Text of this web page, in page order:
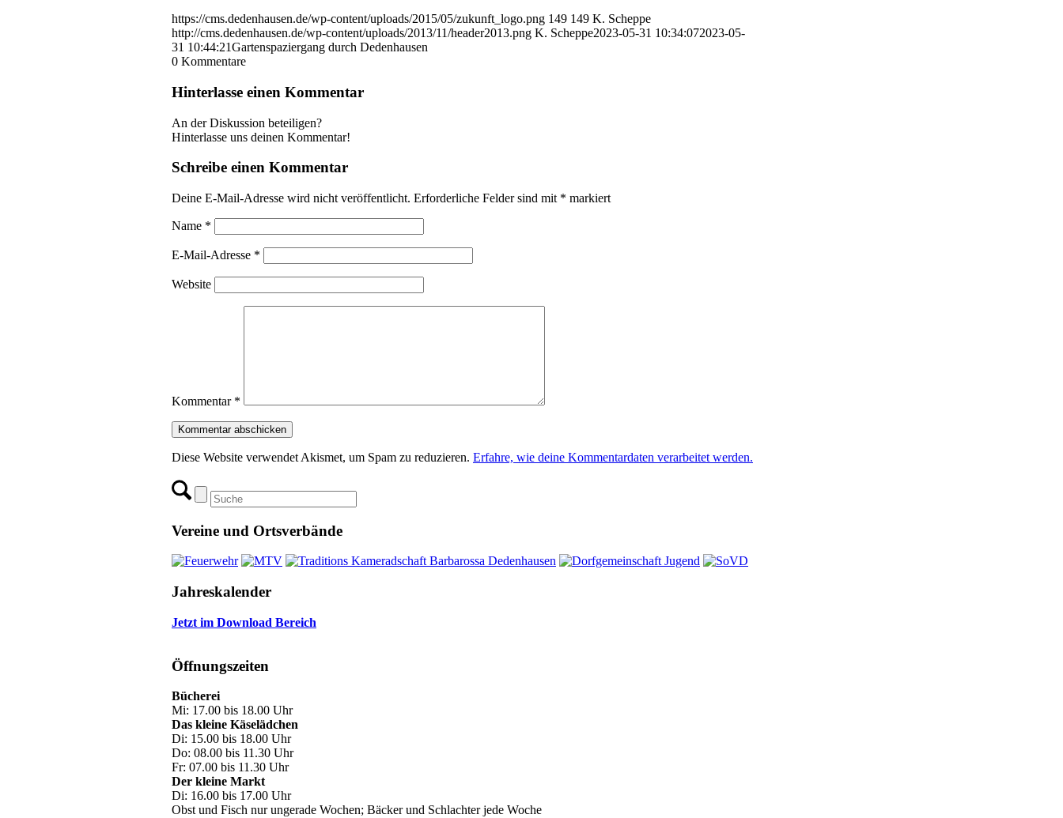
https://cms.dedenhausen.de/wp-content/uploads/2015/05/zukunft_logo.png 149 149 K. Scheppe
http://cms.dedenhausen.de/wp-content/uploads/2013/11/header2013.png K. Scheppe2023-05-31 10:34:072023-05-
31 10:44:21Gartenspaziergang durch Dedenhausen
0 Kommentare
Hinterlasse einen Kommentar
An der Diskussion beteiligen?
Hinterlasse uns deinen Kommentar!
Schreibe einen Kommentar
Deine E-Mail-Adresse wird nicht veröffentlicht. Erforderliche Felder sind mit * markiert
Name *
E-Mail-Adresse *
Website
Kommentar *
Diese Website verwendet Akismet, um Spam zu reduzieren. Erfahre, wie deine Kommentardaten verarbeitet werden.
Vereine und Ortsverbände
Jahreskalender
Jetzt im Download Bereich
Öffnungszeiten
Bücherei
Mi: 17.00 bis 18.00 Uhr
Das kleine Käselädchen
Di: 15.00 bis 18.00 Uhr
Do: 08.00 bis 11.30 Uhr
Fr: 07.00 bis 11.30 Uhr
Der kleine Markt
Di: 16.00 bis 17.00 Uhr
Obst und Fisch nur ungerade Wochen; Bäcker und Schlachter jede Woche